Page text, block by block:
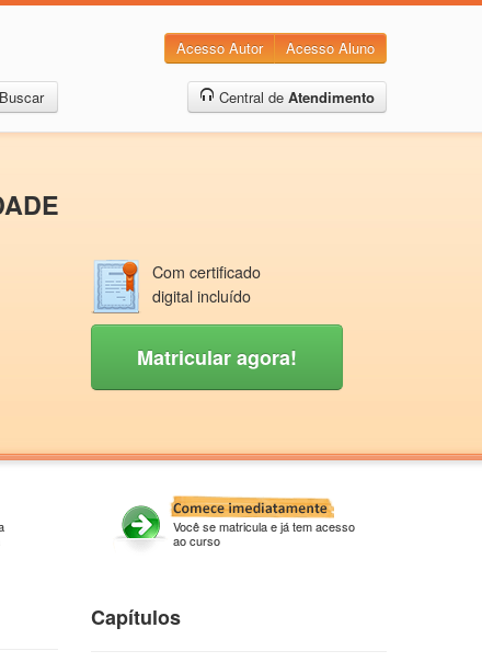
Acesso Autor Acesso Aluno
Buscar Central de Atendimento
Com certificado
digital incluído
Matricular agora!
Você se matricula e já tem acesso
ao curso
Capítulos